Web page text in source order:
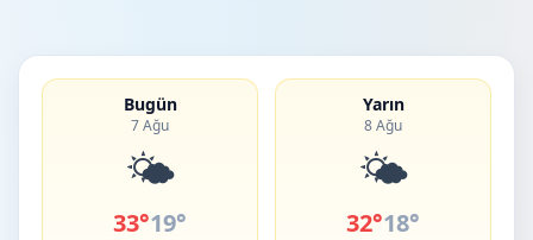
Bugün
7 Ağu
🌤️
33°19°
Yarın
8 Ağu
🌤️
32°18°